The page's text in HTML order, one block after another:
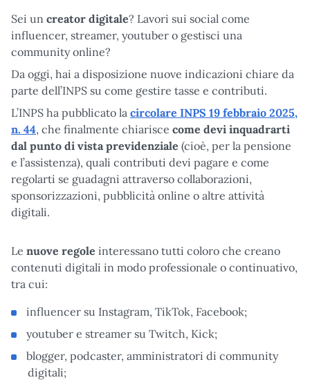
Sei un creator digitale? Lavori sui social come
influencer, streamer, youtuber o gestisci una
community online?
Da oggi, hai a disposizione nuove indicazioni chiare da
parte dell’INPS su come gestire tasse e contributi.
L’INPS ha pubblicato la circolare INPS 19 febbraio 2025,
n. 44, che finalmente chiarisce come devi inquadrarti
dal punto di vista previdenziale (cioè, per la pensione
e l’assistenza), quali contributi devi pagare e come
regolarti se guadagni attraverso collaborazioni,
sponsorizzazioni, pubblicità online o altre attività
digitali.
Le nuove regole interessano tutti coloro che creano
contenuti digitali in modo professionale o continuativo,
tra cui:
influencer su Instagram, TikTok, Facebook;
youtuber e streamer su Twitch, Kick;
blogger, podcaster, amministratori di community
digitali;